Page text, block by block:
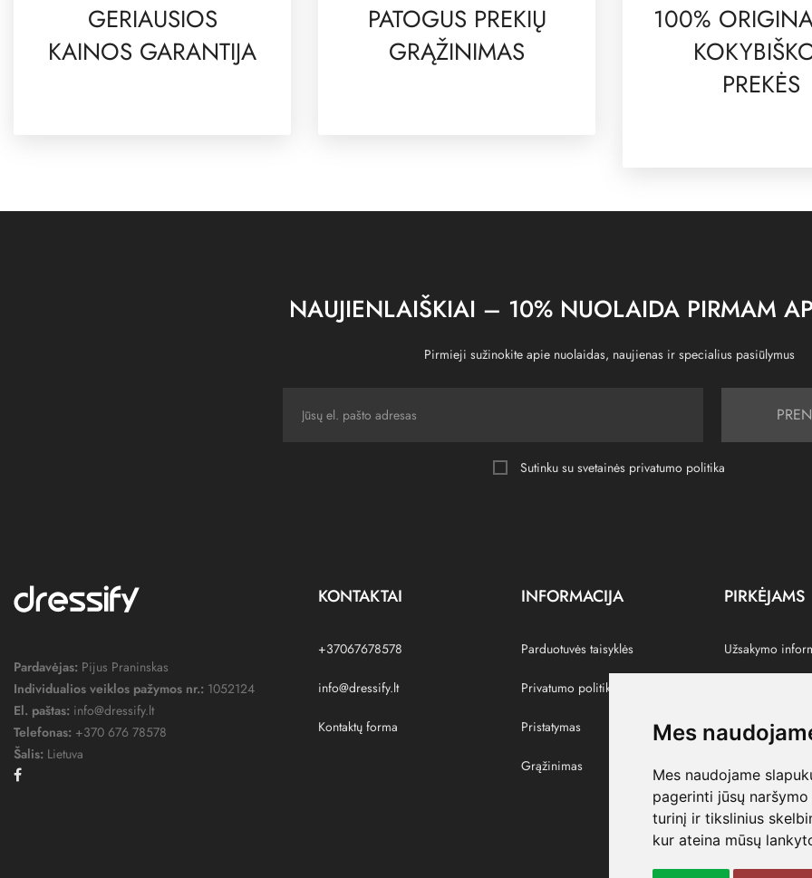
Mes
Mes naudojame
pagerinti jūsų
turinį ir tikslinius
kur ateina mūsų
GERIAUSIOS
KAINOS GARANTIJA
PATOGUS PREKIŲ
GRĄŽINIMAS
100%
PREKĖS
NAUJIENLAIŠKIAI – 10% NUOLAIDA PIRMAM
Pirmieji sužinokite apie nuolaidas, naujienas ir specialius pasiūlymus
Sutinku su svetainės privatumo politika
Pardavėjas: Pijus Praninskas
Individualios veiklos pažymos nr.: 1052124
El. paštas: info@dressify.lt
Telefonas: +370 676 78578
Šalis: Lietuva
KONTAKTAI
+37067678578
info@dressify.lt
Kontaktų forma
INFORMACIJA
Parduotuvės taisyklės
Privatumo politika
Pristatymas
Grąžinimas
PIRKĖJAMS
Užsakymo
Paskyra
Pamėgtos prekės